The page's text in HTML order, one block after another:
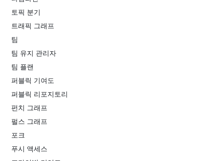
토픽 분기
트래픽 그래프
팀
팀 유지 관리자
팀 플랜
퍼블릭 기여도
퍼블릭 리포지토리
펀치 그래프
펄스 그래프
포크
푸시 액세스